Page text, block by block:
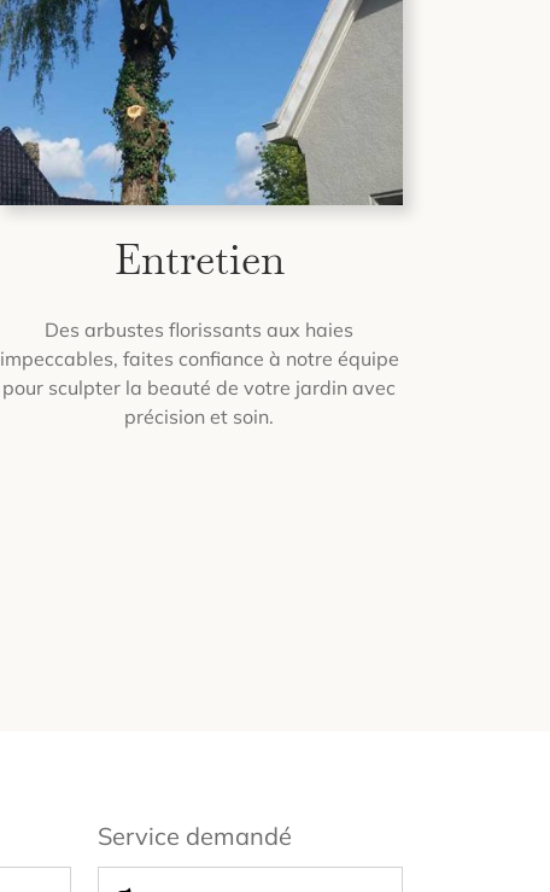
Entretien
Des arbustes florissants aux haies
impeccables, faites confiance à notre équipe
pour sculpter la beauté de votre jardin avec
précision et soin.
Service demandé